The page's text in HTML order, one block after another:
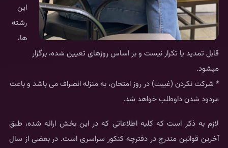
این
رشته
ها،
قابل تمدید یا تکرار نیست و بر اساس روزهای تعیین شده، برگزار
میشود.
* شرکت نکردن (غیبت) در روز امتحان، به منزله انصراف می باشد و باعث
مردود شدن داوطلب خواهد شد.
لازم به ذکر است که کلیه اطلاعاتی که در این بخش ارائه شده، طبق
آخرین قوانین مندرج در دفترچه کنکور سراسری است. در بعضی از سال